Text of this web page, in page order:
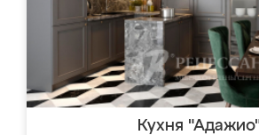
Кухня